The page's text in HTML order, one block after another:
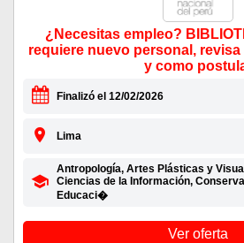
¿Necesitas empleo?
requiere nuevo personal,
y como
Finalizó el 12/02/2026
Lima
Antropología, Artes Plásticas y
Ciencias de la Información,
Educaci�
Ver oferta